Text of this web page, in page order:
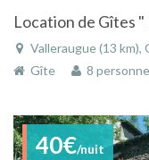
Valleraugue (13 km),
Gîte
8
40€/nuit